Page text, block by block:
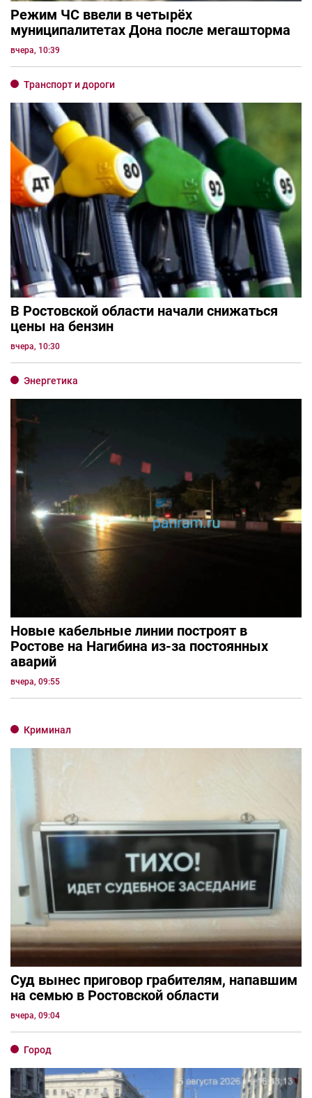
Режим ЧС ввели в четырёх
муниципалитетах Дона после мегашторма
вчера, 10:39
Транспорт и дороги
В Ростовской области начали снижаться
цены на бензин
вчера, 10:30
Энергетика
Новые кабельные линии построят в
Ростове на Нагибина из-за постоянных
аварий
вчера, 09:55
Криминал
Суд вынес приговор грабителям, напавшим
на семью в Ростовской области
вчера, 09:04
Город